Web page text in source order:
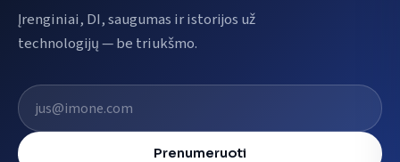
Įrenginiai, DI, saugumas ir istorijos už
technologijų — be triukšmo.
El. pašto adresas
Prenumeruoti